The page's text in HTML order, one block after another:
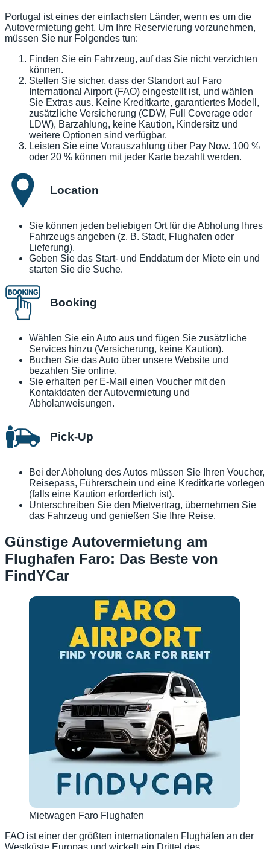
Portugal ist eines der einfachsten Länder, wenn es um die
Autovermietung geht. Um Ihre Reservierung vorzunehmen,
müssen Sie nur Folgendes tun:
Finden Sie ein Fahrzeug, auf das Sie nicht verzichten
können.
Stellen Sie sicher, dass der Standort auf Faro
International Airport (FAO) eingestellt ist, und wählen
Sie Extras aus. Keine Kreditkarte, garantiertes Modell,
zusätzliche Versicherung (CDW, Full Coverage oder
LDW), Barzahlung, keine Kaution, Kindersitz und
weitere Optionen sind verfügbar.
Leisten Sie eine Vorauszahlung über Pay Now. 100 %
oder 20 % können mit jeder Karte bezahlt werden.
Location
Sie können jeden beliebigen Ort für die Abholung Ihres
Fahrzeugs angeben (z. B. Stadt, Flughafen oder
Lieferung).
Geben Sie das Start- und Enddatum der Miete ein und
starten Sie die Suche.
Booking
Wählen Sie ein Auto aus und fügen Sie zusätzliche
Services hinzu (Versicherung, keine Kaution).
Buchen Sie das Auto über unsere Website und
bezahlen Sie online.
Sie erhalten per E-Mail einen Voucher mit den
Kontaktdaten der Autovermietung und
Abholanweisungen.
Pick-Up
Bei der Abholung des Autos müssen Sie Ihren Voucher,
Reisepass, Führerschein und eine Kreditkarte vorlegen
(falls eine Kaution erforderlich ist).
Unterschreiben Sie den Mietvertrag, übernehmen Sie
das Fahrzeug und genießen Sie Ihre Reise.
Günstige Autovermietung am
Flughafen Faro: Das Beste von
FindYCar
Mietwagen Faro Flughafen
FAO ist einer der größten internationalen Flughäfen an der
Westküste Europas und wickelt ein Drittel des